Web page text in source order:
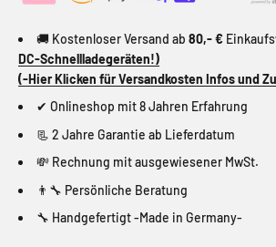
🚚 Kostenloser Versand ab 80,- €
DC-Schnellladegeräten!)
(-Hier Klicken für Versandkosten Infos und
✔ Onlineshop mit 8 Jahren Erfahrung
📃 2 Jahre Garantie ab Lieferdatum
💸 Rechnung mit ausgewiesener MwSt.
👨‍🔧 Persönliche Beratung
🔧 Handgefertigt -Made in Germany-